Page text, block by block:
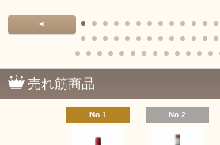
<
売れ筋商品
No.1 No.2